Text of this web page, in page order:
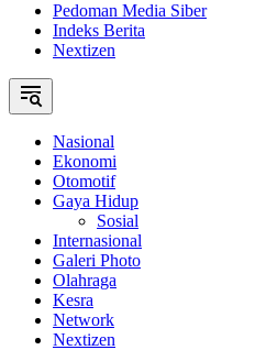
Pedoman Media Siber
Indeks Berita
Nextizen
Nasional
Ekonomi
Otomotif
Gaya Hidup
Sosial
Internasional
Galeri Photo
Olahraga
Kesra
Network
Nextizen